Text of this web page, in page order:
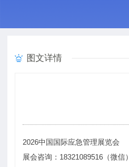
图文详情
2026中国国际应急管理展览会
展会咨询：18321089516（微信）